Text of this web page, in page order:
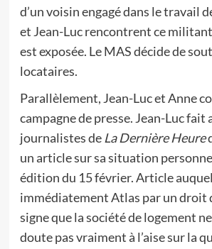
d’un voisin engagé dans le travail
et Jean-Luc rencontrent ce
est exposée. Le MAS décide de
locataires.
Parallèlement, Jean-Luc et Anne
campagne de presse. Jean-Luc fait
journalistes de La Dernière Heure
un article sur sa situation
édition du 15 février. Article
immédiatement Atlas par un droit
signe que la société de logement
doute pas vraiment à l’aise sur la